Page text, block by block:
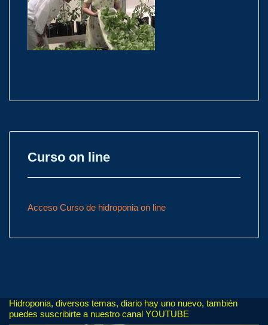
Curso on line
Acceso Curso de hidroponia on line
Hidroponia, diversos temas, diario hay uno nuevo, también
puedes suscribirte a nuestro canal YOUTUBE